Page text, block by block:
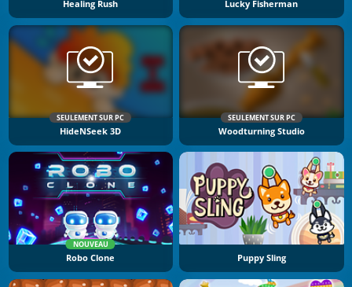
Healing Rush Lucky Fisherman
SEULEMENT SUR PC
HideNSeek 3D
SEULEMENT SUR PC
Woodturning Studio
NOUVEAU
Robo Clone Puppy Sling